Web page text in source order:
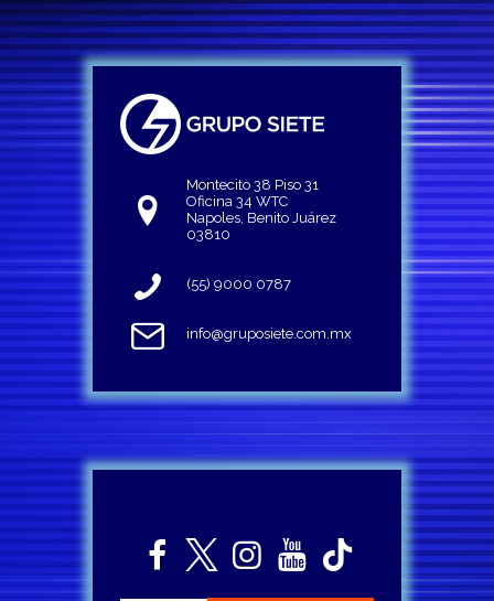
Montecito 38 Piso 31
Oficina 34 WTC
Napoles, Benito Juárez
03810
(55) 9000 0787
info@gruposiete.com.mx